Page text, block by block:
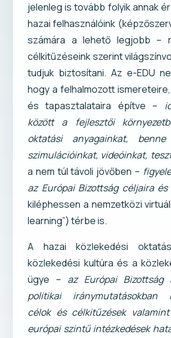
jelenleg is tovább folyik annak
hazai felhasználóink
számára a lehető legjobb –
célkitűzéseink szerint
tudjuk biztosítani. Az e-EDU
hogy a felhalmozott
és tapasztalataira építve –
között a fejlesztői
oktatási anyagainkat,
szimulációinkat, videóinkat,
a nem túl távoli jövőben –
az Európai Bizottság céljaira
kiléphessen a nemzetközi
learning”) térbe is.
A hazai közlekedési
közlekedési kultúra és a
ügye – az Európai Bizottság
politikai iránymutatásokban
célok és célkitűzések
európai szintű intézkedések